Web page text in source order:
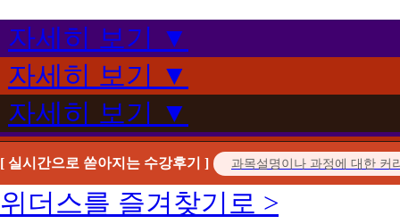
자세히 보기 ▼
자세히 보기 ▼
자세히 보기 ▼
[ 실시간으로 쏟아지는 수강후기 ]
위더스를 즐겨찾기로 >